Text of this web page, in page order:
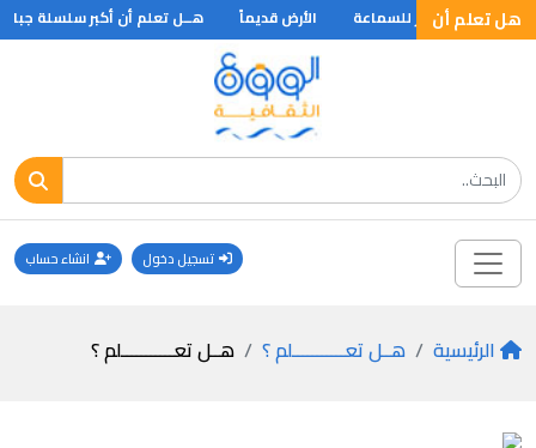
هل تعلم أن
تعلم أول مبتكر للسماعة الأرض قديماً هــل تعلم أن أكبر سلسلة جبال
تسجيل دخول انشاء حساب
الرئيسية هــل تعـــــــــــلم ؟ هــل تعـــــــــــلم ؟